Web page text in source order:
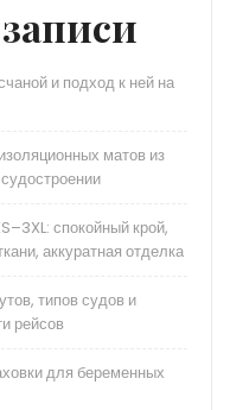
и подход к ней на
матов из
спокойный крой,
аккуратная отделка
типов судов и
рейсов
для беременных